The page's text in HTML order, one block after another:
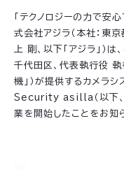
「テクノロジーの力で安
式会社アジラ（本社：東
上 剛、以下「アジラ」）
千代田区、代表執行役
機」）が提供するカメラ
Security asilla（以下、
業を開始したことをお知